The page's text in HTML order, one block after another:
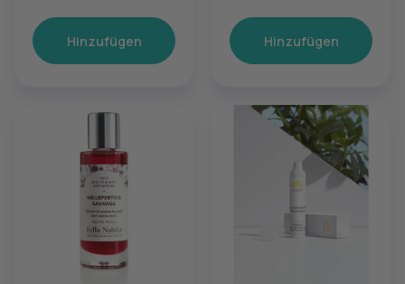
Hinzufügen Hinzufügen